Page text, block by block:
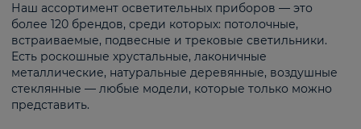
Наш ассортимент осветительных приборов — это
более 120 брендов, среди которых: потолочные,
встраиваемые, подвесные и трековые светильники.
Есть роскошные хрустальные, лаконичные
металлические, натуральные деревянные, воздушные
стеклянные — любые модели, которые только можно
представить.